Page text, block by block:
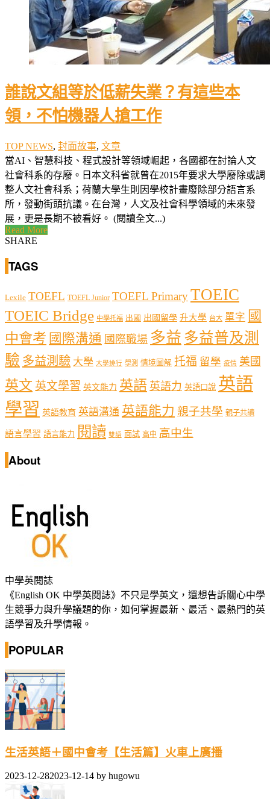
誰說文組等於低薪失業？有這些本
領，不怕機器人搶工作
TOP NEWS, 封面故事, 文章
當AI、智慧科技、程式設計等領域崛起，各國都在討論人文
社會科系的存廢。日本文科省就曾在2015年要求大學廢除或調
整人文社會科系；荷蘭大學生則因學校計畫廢除部分語言系
所，發動街頭抗議。在台灣，人文及社會科學領域的未來發
展，更是長期不被看好。 (閱讀全文...)
Read More
SHARE
TAGS
Lexile TOEFL TOEFL Junior TOEFL PrimaryTOEIC
TOEIC Bridge 中學托福 出國 出國留學 升大學 台大 單字 國
中會考 國際溝通 國際職場 多益 多益普及測
驗 多益測驗 大學 大學排行 學測 情境圖解 托福 留學 疫情 美國
英文 英文學習 英文能力 英語 英語力 英語口說 英語
學習 英語教育 英語溝通 英語能力 親子共學 親子共讀
語言學習 語言能力 閱讀 雙語 面試 高中 高中生
About
中學英閱誌
《English OK 中學英閱誌》不只是學英文，還想告訴關心中學
生競爭力與升學議題的你，如何掌握最新、最活、最熱門的英
語學習及升學情報。
POPULAR
生活英語＋國中會考【生活篇】火車上廣播
2023-12-282023-12-14 by hugowu